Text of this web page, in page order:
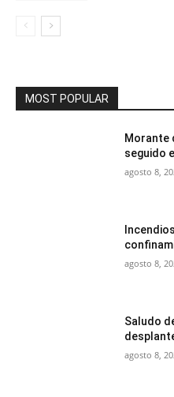
MOST POPULAR
Morante
seguido
agosto 8,
agosto 8,
Saludo
agosto 8,